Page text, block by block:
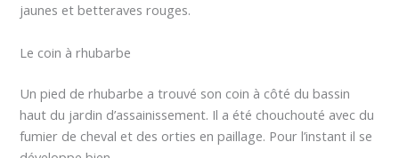
jaunes et betteraves rouges.
Le coin à rhubarbe
Un pied de rhubarbe a trouvé son coin à côté du bassin
haut du jardin d’assainissement. Il a été chouchouté avec du
fumier de cheval et des orties en paillage. Pour l’instant il se